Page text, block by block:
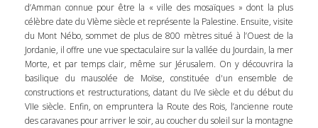
d’Amman connue pour être la « ville des mosaïques » dont la plus
célèbre date du VIème siècle et représente la Palestine. Ensuite, visite
du Mont Nébo, sommet de plus de 800 mètres situé à l’Ouest de la
Jordanie, il offre une vue spectaculaire sur la vallée du Jourdain, la mer
Morte, et par temps clair, même sur Jérusalem. On y découvrira la
basilique du mausolée de Moïse, constituée d'un ensemble de
constructions et restructurations, datant du IVe siècle et du début du
VIIe siècle. Enfin, on empruntera la Route des Rois, l’ancienne route
des caravanes pour arriver le soir, au coucher du soleil sur la montagne